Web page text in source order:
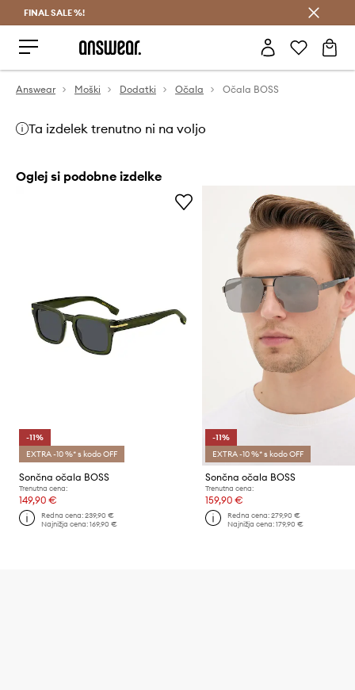
FINAL SALE %!
Answear Moški Dodatki Očala Očala BOSS
Ta izdelek trenutno ni na voljo
Oglej si podobne izdelke
-11%
EXTRA -10 %* s kodo OFF
Sončna očala BOSS
Trenutna cena:
149,90 €
Redna cena:239,90 €
Najnižja cena:169,90 €
-11%
EXTRA -10 %* s kodo OFF
Sončna očala BOSS
Trenutna cena:
159,90 €
Redna cena: 279,90 €
Najnižja cena: 179,90 €